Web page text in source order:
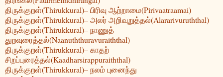
திருக்குறள்(Thirukkural)– பிரிவு ஆற்றாமை(Pirivaatraamai)
திருக்குறள்(Thirukkural)– அலர் அறிவுறுத்தல்(Alararivuruththal)
திருக்குறள்(Thirukkural)– நாணுத்
துறவுரைத்தல்(Naanuththuravuraiththal)
திருக்குறள்(Thirukkural)– காதற்
சிறப்புரைத்தல்(Kaadharsirappuraiththal)
திருக்குறள்(Thirukkural)– நலம் புனைந்து